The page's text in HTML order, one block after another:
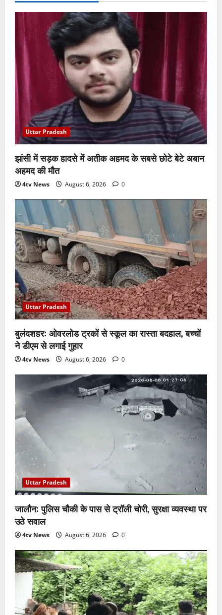
Uttar Pradesh
झांसी में सड़क हादसे में अतीक अहमद के सबसे छोटे बेटे अबान
अहमद की मौत
4tv News August 6, 2026 0
Uttar Pradesh
बुलंदशहर: ओवरलोड ट्रकों से स्कूल का रास्ता बदहाल, बच्चों
ने डीएम से लगाई गुहार
4tv News August 6, 2026 0
Uttar Pradesh
जालौन: पुलिस चौकी के पास से ट्रॉली चोरी, सुरक्षा व्यवस्था पर
उठे सवाल
4tv News August 6, 2026 0